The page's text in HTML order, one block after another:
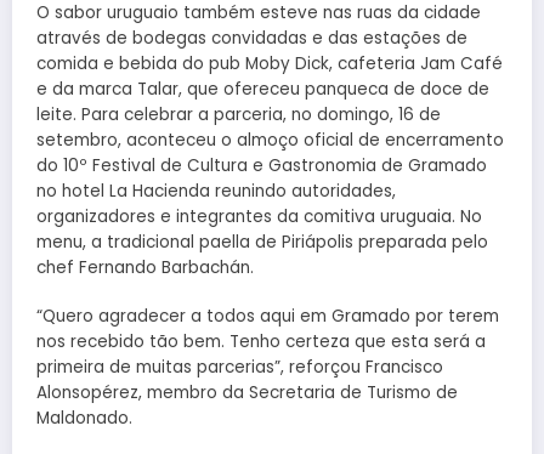
O sabor uruguaio também esteve nas ruas da cidade
através de bodegas convidadas e das estações de
comida e bebida do pub Moby Dick, cafeteria Jam Café
e da marca Talar, que ofereceu panqueca de doce de
leite. Para celebrar a parceria, no domingo, 16 de
setembro, aconteceu o almoço oficial de encerramento
do 10º Festival de Cultura e Gastronomia de Gramado
no hotel La Hacienda reunindo autoridades,
organizadores e integrantes da comitiva uruguaia. No
menu, a tradicional paella de Piriápolis preparada pelo
chef Fernando Barbachán.
“Quero agradecer a todos aqui em Gramado por terem
nos recebido tão bem. Tenho certeza que esta será a
primeira de muitas parcerias”, reforçou Francisco
Alonsopérez, membro da Secretaria de Turismo de
Maldonado.